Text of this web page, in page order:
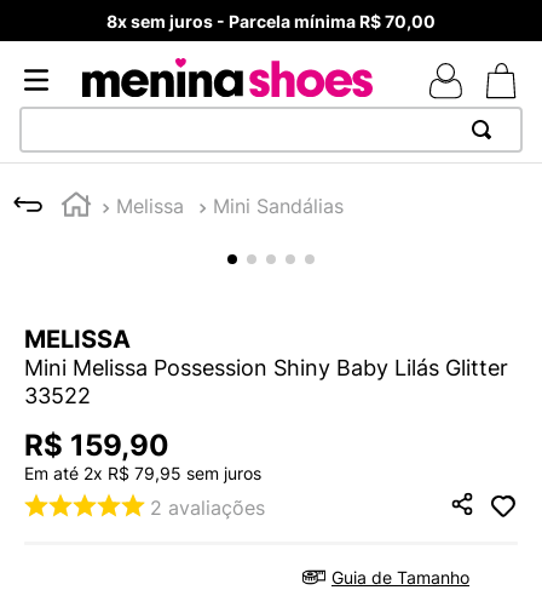
8x sem juros - Parcela mínima R$ 70,00
Melissa Mini Sandálias
MELISSA
Mini Melissa Possession Shiny Baby Lilás Glitter
33522
R$ 159,90
Em até 2x R$ 79,95 sem juros
2 avaliações
Guia de Tamanho
1
TÊNIS NEWS BALANCE 530
º
MELISSAS MINI BABY
5º
ADIDAS
º
7 º
MELISSA SLIDE
8º
NEW 530